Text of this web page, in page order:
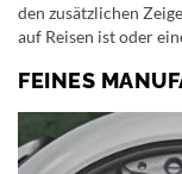
den zusätzlichen
auf Reisen ist oder
FEINES